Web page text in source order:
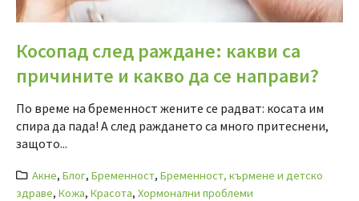
Косопад след раждане: какви са
причините и какво да се направи?
По време на бременност жените се радват: косата им
спира да пада! А след раждането са много притеснени,
защото...
Акне,Блог,Бременност,Бременност, кърмене и детско
здраве, Кожа, Красота, Хормонални проблеми